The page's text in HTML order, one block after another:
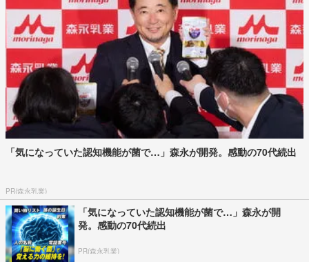
「気になっていた認知機能が菌で…」森永が開発。感動の70代続出
PR(森永乳業)
「気になっていた認知機能が菌で…」森永が開
発。感動の70代続出
PR(森永乳業)